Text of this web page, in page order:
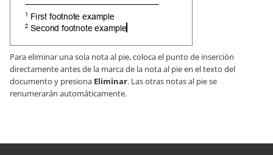
Para eliminar una sola nota al pie, coloca el punto de inserción
directamente antes de la marca de la nota al pie en el texto del
documento y presiona Eliminar. Las otras notas al pie se
renumerarán automáticamente.